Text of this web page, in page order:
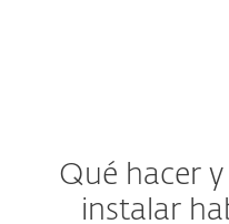
Qué hacer
instalar